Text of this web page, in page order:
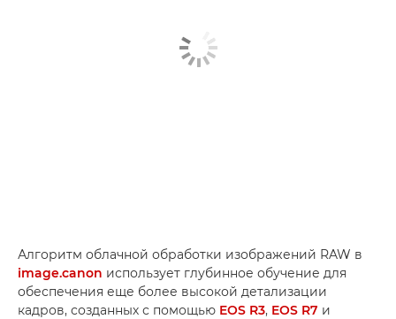
Алгоритм облачной обработки изображений RAW в
image.canon использует глубинное обучение для
обеспечения еще более высокой детализации
кадров, созданных с помощью EOS R3, EOS R7 и